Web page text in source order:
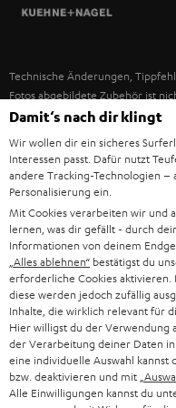
NEUHEITEN
UNSER MANAGEMENT
UNSERE WERTE
BILDUNGSRABATT
GESCHENKGUTSCHEIN
BARRIEREFREIHEIT
USA
WEITERE LÄNDER
Technische Änderungen,
Fotos abgebildete Zubehör ist
Entsorgungsgebühren für
©2026 Lautsprecher Teufel
Impressum AGB
Vertrag widerrufen
Damit‘s nach dir klingt
Wir wollen dir ein sicheres
Interessen passt. Dafür nutzt
andere Tracking-Technologien
Personalisierung ein.
Mit Cookies verarbeiten wir und
lernen, was dir gefällt - durch
Informationen von deinem
„Alles ablehnen“ bestätigst du
erforderliche Cookies aktivieren.
diese werden jedoch zufällig
Inhalte, die wirklich relevant für
Hier willigst du der Verwendung
der Verarbeitung deiner Daten in
eine individuelle Auswahl kannst
bzw. deaktivieren und mit
Alle Einwilligungen kannst du